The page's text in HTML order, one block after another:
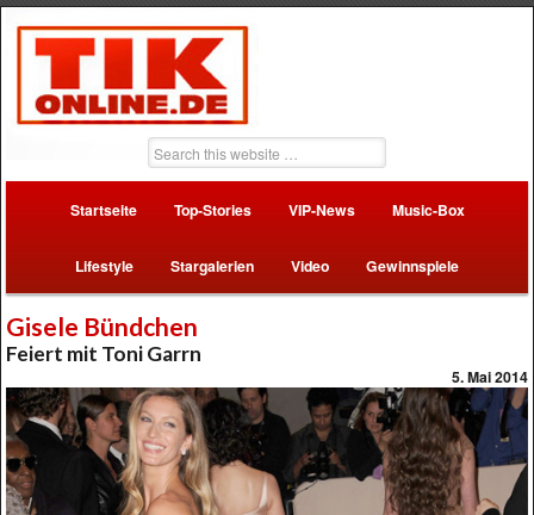
Startseite Top-Stories VIP-News Music-Box
Lifestyle Stargalerien Video Gewinnspiele
Gisele Bündchen
Feiert mit Toni Garrn
5. Mai 2014